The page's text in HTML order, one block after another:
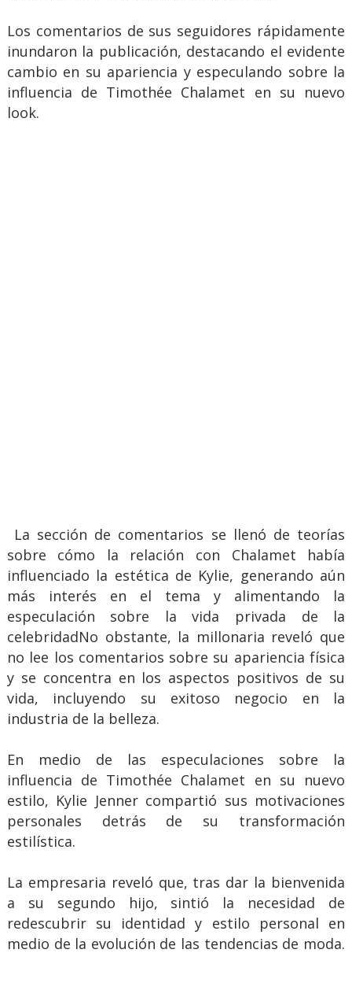
Los comentarios de sus seguidores rápidamente
inundaron la publicación, destacando el evidente
cambio en su apariencia y especulando sobre la
influencia de Timothée Chalamet en su nuevo
look.
La sección de comentarios se llenó de teorías
sobre cómo la relación con Chalamet había
influenciado la estética de Kylie, generando aún
más interés en el tema y alimentando la
especulación sobre la vida privada de la
celebridadNo obstante, la millonaria reveló que
no lee los comentarios sobre su apariencia física
y se concentra en los aspectos positivos de su
vida, incluyendo su exitoso negocio en la
industria de la belleza.
En medio de las especulaciones sobre la
influencia de Timothée Chalamet en su nuevo
estilo, Kylie Jenner compartió sus motivaciones
personales detrás de su transformación
estilística.
La empresaria reveló que, tras dar la bienvenida
a su segundo hijo, sintió la necesidad de
redescubrir su identidad y estilo personal en
medio de la evolución de las tendencias de moda.